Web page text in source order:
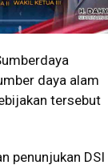
daya alam
tersebut
penunjukan DSI